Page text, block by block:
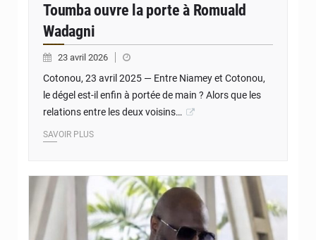
Toumba ouvre la porte à Romuald
Wadagni
23 avril 2026
Cotonou, 23 avril 2025 — Entre Niamey et Cotonou,
le dégel est-il enfin à portée de main ? Alors que les
relations entre les deux voisins…
SAVOIR PLUS